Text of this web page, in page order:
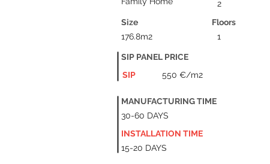
2
Size
Floors
176.8m2
1
SIP PANEL PRICE
550 €/m2
SIP
MANUFACTURING TIME
30-60 DAYS
INSTALLATION TIME
15-20 DAYS